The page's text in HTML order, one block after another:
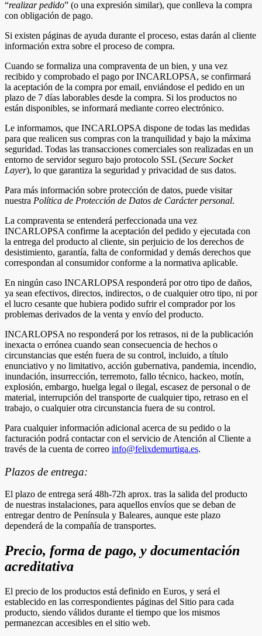
“realizar pedido” (o una expresión similar), que conlleva la compra
con obligación de pago.
Si existen páginas de ayuda durante el proceso, estas darán al cliente
información extra sobre el proceso de compra.
Cuando se formaliza una compraventa de un bien, y una vez
recibido y comprobado el pago por INCARLOPSA, se confirmará
la aceptación de la compra por email, enviándose el pedido en un
plazo de 7 días laborables desde la compra. Si los productos no
están disponibles, se informará mediante correo electrónico.
Le informamos, que INCARLOPSA dispone de todas las medidas
para que realicen sus compras con la tranquilidad y bajo la máxima
seguridad. Todas las transacciones comerciales son realizadas en un
entorno de servidor seguro bajo protocolo SSL (Secure Socket
Layer), lo que garantiza la seguridad y privacidad de sus datos.
Para más información sobre protección de datos, puede visitar
nuestra Política de Protección de Datos de Carácter personal.
La compraventa se entenderá perfeccionada una vez
INCARLOPSA confirme la aceptación del pedido y ejecutada con
la entrega del producto al cliente, sin perjuicio de los derechos de
desistimiento, garantía, falta de conformidad y demás derechos que
correspondan al consumidor conforme a la normativa aplicable.
En ningún caso INCARLOPSA responderá por otro tipo de daños,
ya sean efectivos, directos, indirectos, o de cualquier otro tipo, ni por
el lucro cesante que hubiera podido sufrir el comprador por los
problemas derivados de la venta y envío del producto.
INCARLOPSA no responderá por los retrasos, ni de la publicación
inexacta o errónea cuando sean consecuencia de hechos o
circunstancias que estén fuera de su control, incluido, a título
enunciativo y no limitativo, acción gubernativa, pandemia, incendio,
inundación, insurrección, terremoto, fallo técnico, hackeo, motín,
explosión, embargo, huelga legal o ilegal, escasez de personal o de
material, interrupción del transporte de cualquier tipo, retraso en el
trabajo, o cualquier otra circunstancia fuera de su control.
Para cualquier información adicional acerca de su pedido o la
facturación podrá contactar con el servicio de Atención al Cliente a
través de la cuenta de correo info@felixdemurtiga.es.
Plazos de entrega:
El plazo de entrega será 48h-72h aprox. tras la salida del producto
de nuestras instalaciones, para aquellos envíos que se deban de
entregar dentro de Península y Baleares, aunque este plazo
dependerá de la compañía de transportes.
Precio, forma de pago, y documentación
acreditativa
El precio de los productos está definido en Euros, y será el
establecido en las correspondientes páginas del Sitio para cada
producto, siendo válidos durante el tiempo que los mismos
permanezcan accesibles en el sitio web.